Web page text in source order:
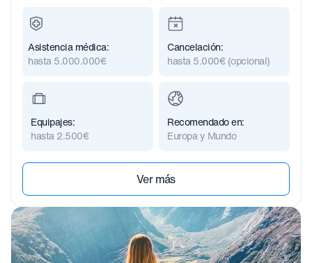
Asistencia médica:
hasta 5.000.000€
Cancelación:
hasta 5.000€ (opcional)
Equipajes:
hasta 2.500€
Recomendado en:
Europa y Mundo
Ver más